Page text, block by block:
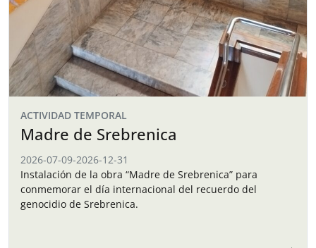
ACTIVIDAD TEMPORAL
Madre de Srebrenica
2026-07-09-2026-12-31
Instalación de la obra “Madre de Srebrenica” para
conmemorar el día internacional del recuerdo del
genocidio de Srebrenica.